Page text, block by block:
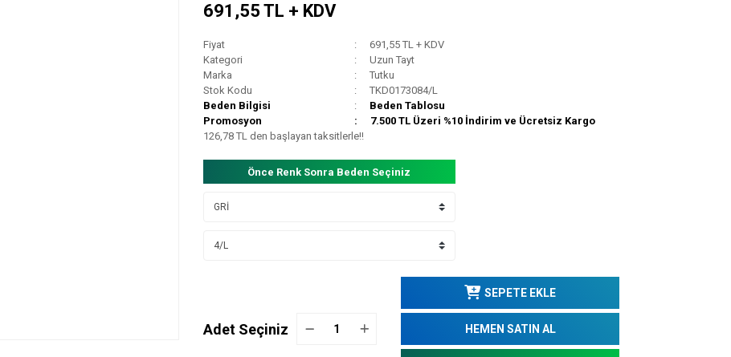
691,55 TL + KDV
Fiyat
691,55 TL + KDV
Kategori
Uzun Tayt
Marka
Tutku
Stok Kodu
TKD0173084/L
Beden Bilgisi
Beden Tablosu
Promosyon
7.500 TL Üzeri %10 İndirim ve Ücretsiz Kargo
126,78 TL den başlayan taksitlerle!!
Önce Renk Sonra Beden Seçiniz
Adet Seçiniz
SEPETE EKLE
HEMEN SATIN AL